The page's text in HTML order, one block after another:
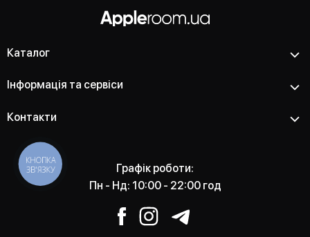
Каталог
Інформація та сервіси
Контакти
Графік роботи:
Пн - Нд: 10:00 - 22:00 год
КНОПКА
ЗВ'ЯЗКУ